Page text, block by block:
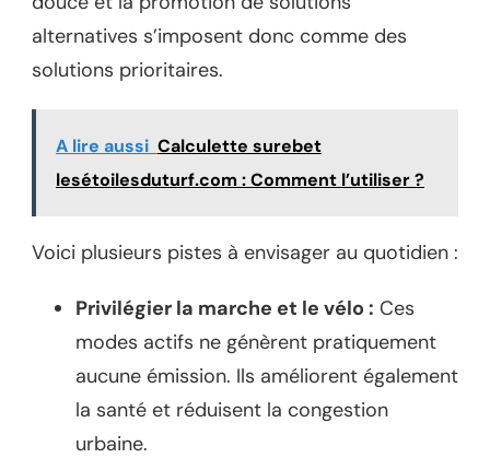
alternatives s’imposent donc comme des
solutions prioritaires.
A lire aussi Calculette surebet
lesétoilesduturf.com : Comment l’utiliser ?
Voici plusieurs pistes à envisager au quotidien :
Privilégier la marche et le vélo : Ces
modes actifs ne génèrent pratiquement
aucune émission. Ils améliorent également
la santé et réduisent la congestion
urbaine.